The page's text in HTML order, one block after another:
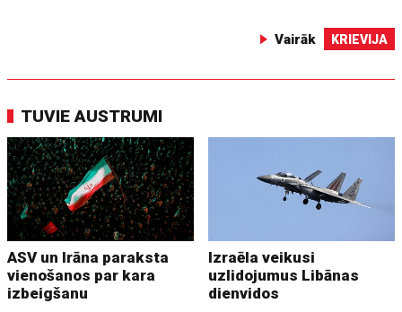
Vairāk KRIEVIJA
TUVIE AUSTRUMI
ASV un Irāna paraksta
vienošanos par kara
izbeigšanu
Izraēla veikusi
uzlidojumus Libānas
dienvidos